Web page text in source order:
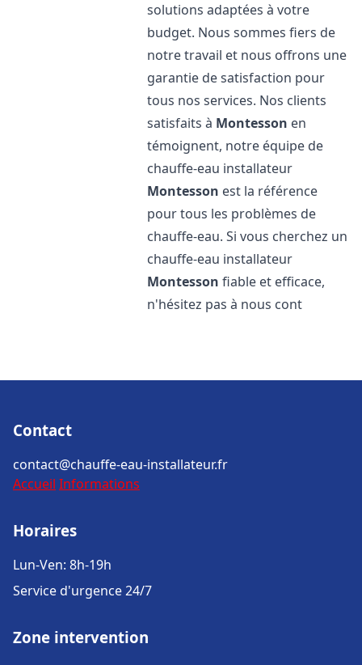
solutions adaptées à votre
budget. Nous sommes fiers de
notre travail et nous offrons une
garantie de satisfaction pour
tous nos services. Nos clients
satisfaits à Montesson en
témoignent, notre équipe de
chauffe-eau installateur
Montesson est la référence
pour tous les problèmes de
chauffe-eau. Si vous cherchez un
chauffe-eau installateur
Montesson fiable et efficace,
n'hésitez pas à nous cont
Contact
contact@chauffe-eau-installateur.fr
Accueil Informations
Horaires
Lun-Ven: 8h-19h
Service d'urgence 24/7
Zone intervention